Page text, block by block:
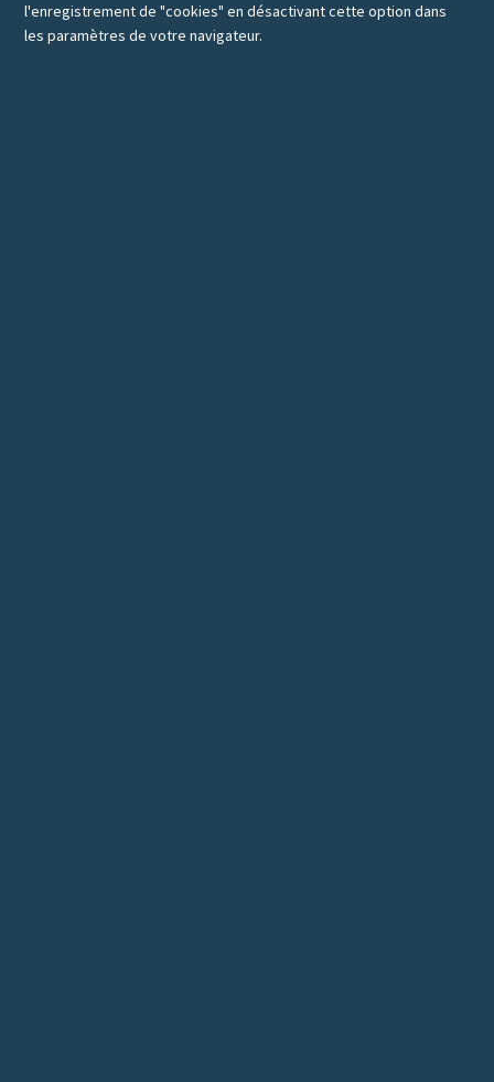
l'enregistrement de "cookies" en désactivant cette option dans
les paramètres de votre navigateur.